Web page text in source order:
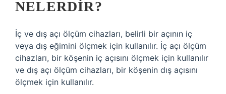
NELERDIR?
İç ve dış açı ölçüm cihazları, belirli bir açının iç
veya dış eğimini ölçmek için kullanılır. İç açı ölçüm
cihazları, bir köşenin iç açısını ölçmek için kullanılır
ve dış açı ölçüm cihazları, bir köşenin dış açısını
ölçmek için kullanılır.